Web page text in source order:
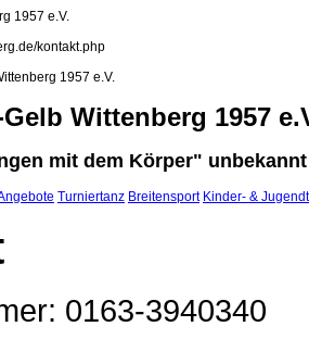
1957 e.V.
kontakt.php
1957 e.V.
Wittenberg 1957
mit dem Körper" unbekannt
Turniertanz Breitensport Kinder- &
0163-3940340